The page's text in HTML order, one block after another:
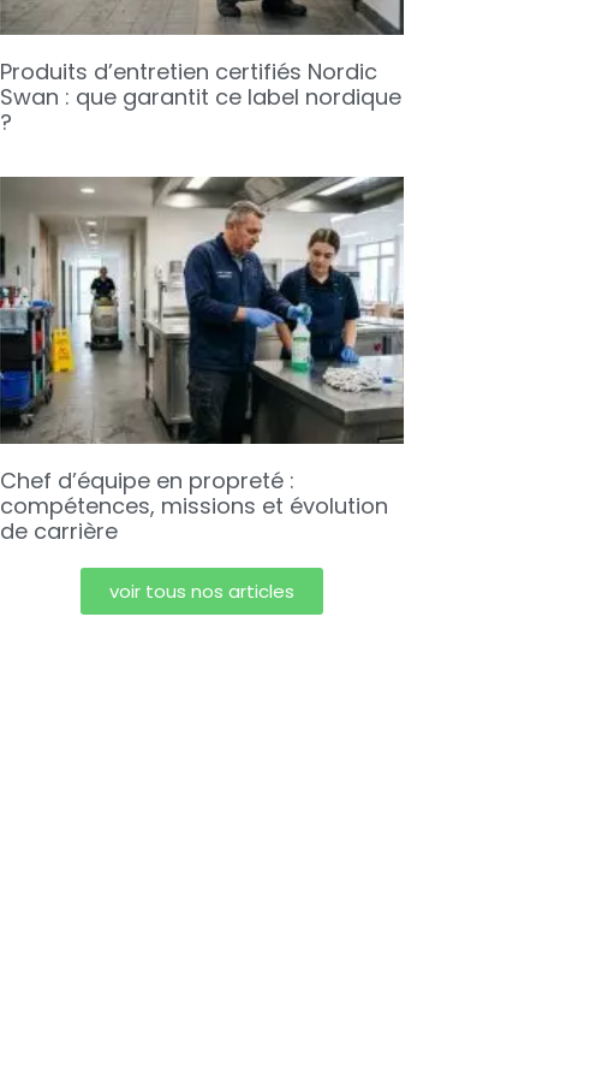
Produits d’entretien certifiés Nordic
Swan : que garantit ce label nordique
?
Chef d’équipe en propreté :
compétences, missions et évolution
de carrière
voir tous nos articles